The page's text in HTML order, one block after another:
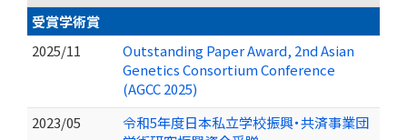
受賞学術賞
2025/11
Outstanding Paper Award, 2nd Asian
Genetics Consortium Conference
(AGCC 2025)
2023/05
令和5年度日本私立学校振興・共済事業団